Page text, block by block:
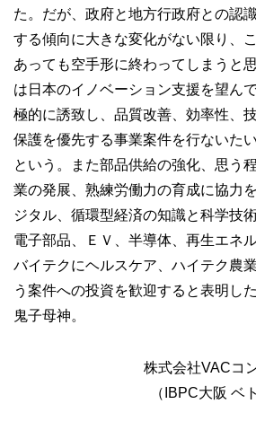
た。だが、政府と地方行政府との認
する傾向に大きな変化がない限り、
あっても空手形に終わってしまうと
は日本のイノベーション支援を望ん
極的に誘致し、品質改善、効率性、
保護を優先する事業案件を行ないた
という。また部品供給の強化、思う
業の発展、熟練労働力の育成に協力
ジタル、循環型経済の知識と科学技
電子部品、ＥＶ、半導体、再生エネ
バイテクにヘルスケア、ハイテク農
う案件への投資を歓迎すると表明し
鬼子母神。
株式会社VACコ
（IBPC大阪 ベ